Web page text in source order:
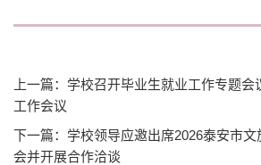
上一篇：学校召开毕业生就业工作专题
工作会议
下一篇：学校领导应邀出席2026泰安市
会并开展合作洽谈